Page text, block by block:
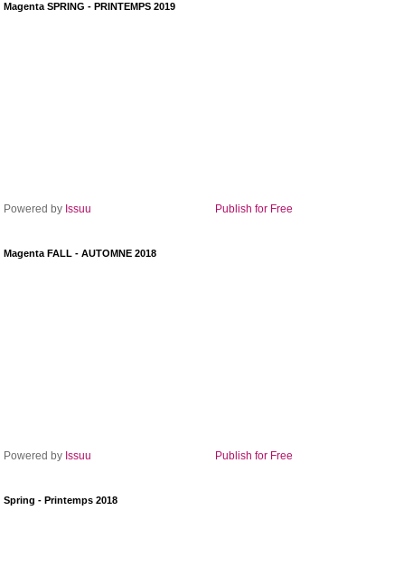
Magenta SPRING - PRINTEMPS 2019
Powered by Issuu Publish for Free
Magenta FALL - AUTOMNE 2018
Powered by Issuu Publish for Free
Spring - Printemps 2018